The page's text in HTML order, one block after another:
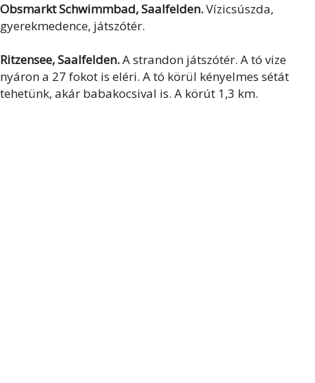
Obsmarkt Schwimmbad, Saalfelden.Vízicsúszda,
gyerekmedence, játszótér.
Ritzensee, Saalfelden.A strandon játszótér. A tó vize
nyáron a 27 fokot is eléri. A tó körül kényelmes sétát
tehetünk, akár babakocsival is. A körút 1,3 km.